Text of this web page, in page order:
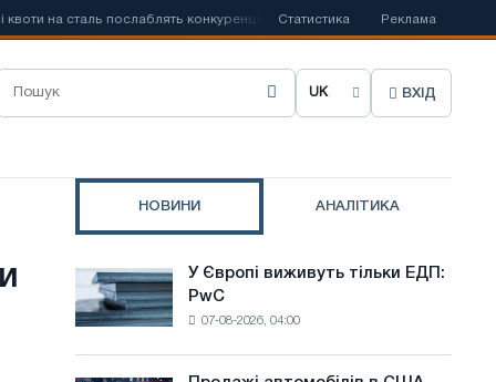
сталь послаблять конкуренцію в Сполученому Королівстві
Статистика Реклама
О
р
м
ВХІД
НОВИНИ АНАЛІТИКА
Європі
виживуть
У Європі виживуть тільки ЕДП:
PwC
07-08-2026, 04:00